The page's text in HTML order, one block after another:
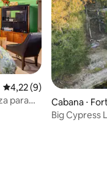
4,22 de uma avaliação
4,22 (9)
para
Cabana ⋅
Big Cypress